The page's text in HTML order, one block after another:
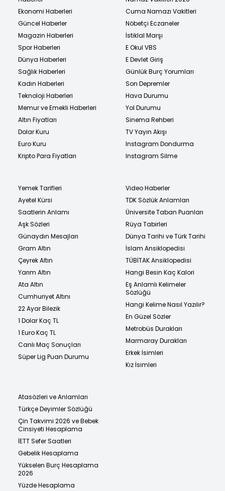
Ekonomi Haberleri
Güncel Haberler
Magazin Haberleri
Spor Haberleri
Dünya Haberleri
Sağlık Haberleri
Kadın Haberleri
Teknoloji Haberleri
Memur ve Emekli Haberleri
Altın Fiyatları
Dolar Kuru
Euro Kuru
Kripto Para Fiyatları
Cuma Namazı Vakitleri
Nöbetçi Eczaneler
İstiklal Marşı
E Okul VBS
E Devlet Giriş
Günlük Burç Yorumları
Son Depremler
Hava Durumu
Yol Durumu
Sinema Rehberi
TV Yayın Akışı
Instagram Dondurma
Instagram Silme
Yemek Tarifleri
Ayetel Kürsi
Saatlerin Anlamı
Aşk Sözleri
Günaydın Mesajları
Gram Altın
Çeyrek Altın
Yarım Altın
Ata Altın
Cumhuriyet Altını
22 Ayar Bilezik
1 Dolar Kaç TL
1 Euro Kaç TL
Canlı Maç Sonuçları
Süper Lig Puan Durumu
Video Haberler
TDK Sözlük Anlamları
Üniversite Taban Puanları
Rüya Tabirleri
Dünya Tarihi ve Türk Tarihi
İslam Ansiklopedisi
TÜBİTAK Ansiklopedisi
Hangi Besin Kaç Kalori
Eş Anlamlı Kelimeler
Sözlüğü
Hangi Kelime Nasıl Yazılır?
En Güzel Sözler
Metrobüs Durakları
Marmaray Durakları
Erkek İsimleri
Kız İsimleri
Atasözleri ve Anlamları
Türkçe Deyimler Sözlüğü
Çin Takvimi 2026 ve Bebek
Cinsiyeti Hesaplama
İETT Sefer Saatleri
Gebelik Hesaplama
Yükselen Burç Hesaplama
2026
Yüzde Hesaplama